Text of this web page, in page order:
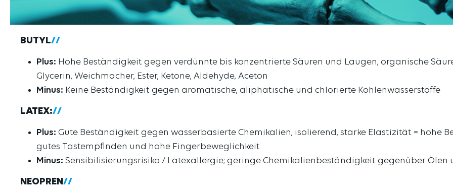
BUTYL
Plus: Hohe Beständigkeit gegen verdünnte bis konzentrierte Säuren und Laugen, organische
Glycerin, Weichmacher, Ester, Ketone, Aldehyde, Aceton
Minus: Keine Beständigkeit gegen aromatische, aliphatische und chlorierte Kohlenwasserstoffe
LATEX:
Plus: Gute Beständigkeit gegen wasserbasierte Chemikalien, isolierend, starke Elastizität = hohe
gutes Tastempfinden und hohe Fingerbeweglichkeit
Minus: Sensibilisierungsrisiko / Latexallergie; geringe Chemikalienbeständigkeit gegenüber Ölen
NEOPREN